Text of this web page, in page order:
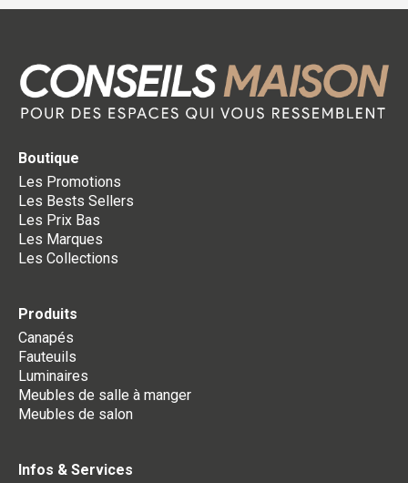
Boutique
Les Promotions
Les Bests Sellers
Les Prix Bas
Les Marques
Les Collections
Produits
Canapés
Fauteuils
Luminaires
Meubles de salle à manger
Meubles de salon
Infos & Services